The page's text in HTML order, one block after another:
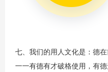
七、我们的用人文化是：德
一一有德有才破格使用，有